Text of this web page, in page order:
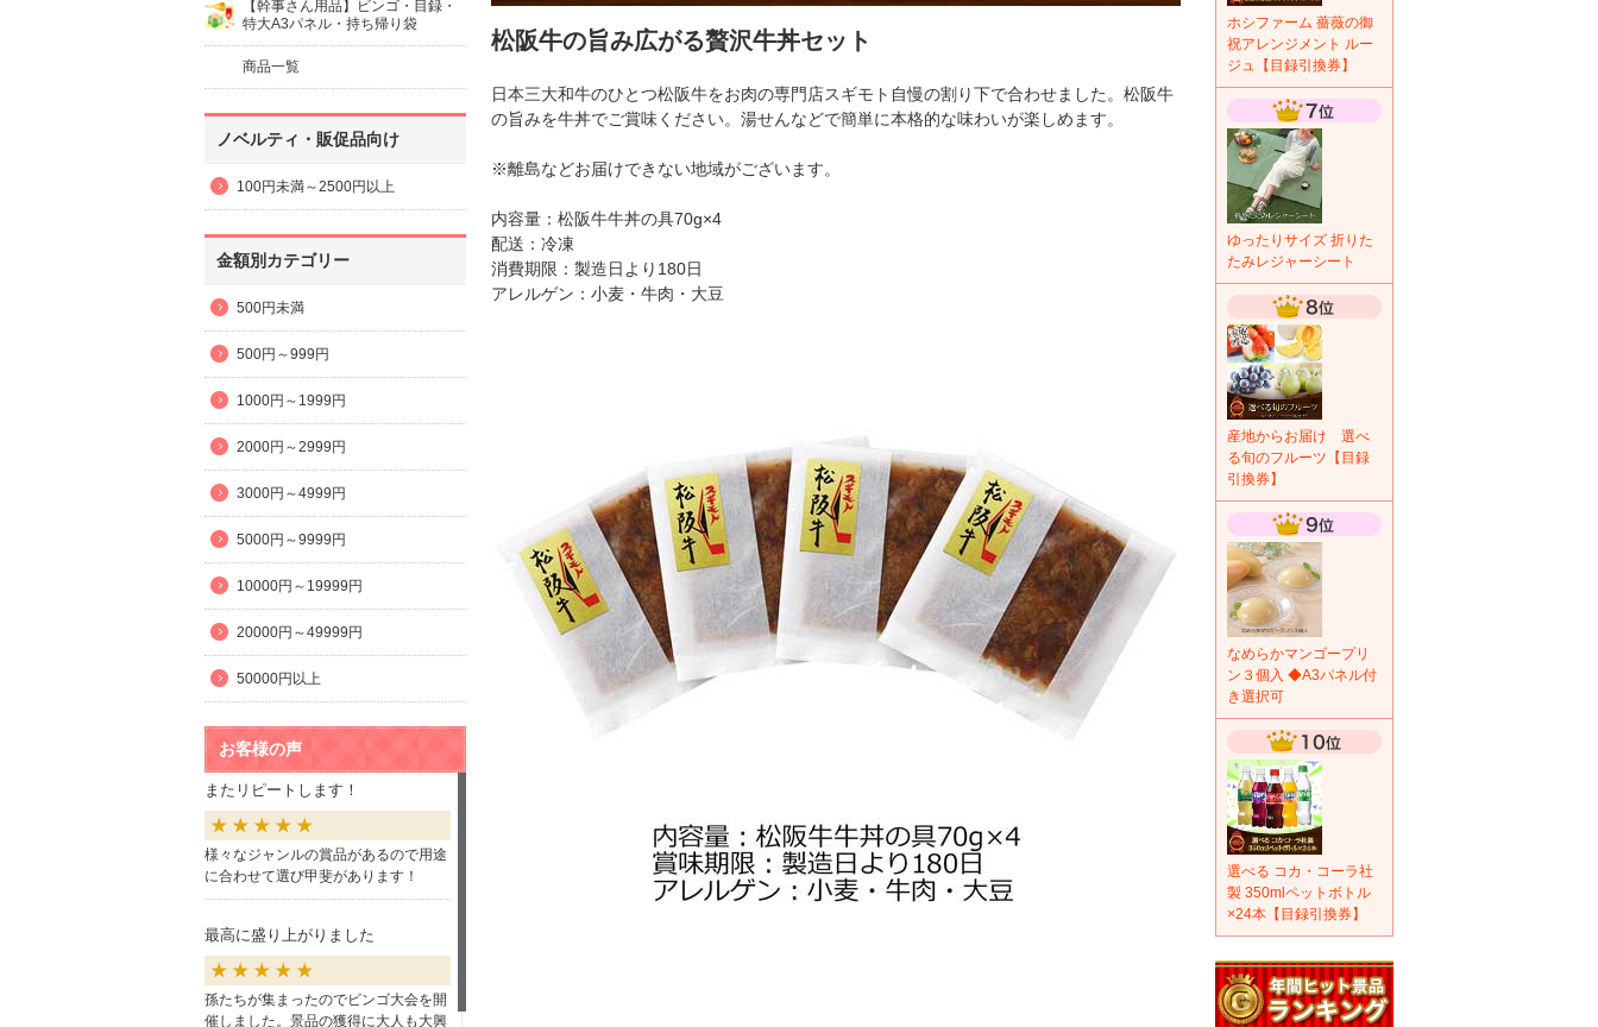
【幹事さん用品】ビンゴ・目録・
特大A3パネル・持ち帰り袋
商品一覧
ノベルティ・販促品向け
100円未満～2500円以上
金額別カテゴリー
500円未満
500円～999円
1000円～1999円
2000円～2999円
3000円～4999円
5000円～9999円
10000円～19999円
20000円～49999円
50000円以上
お客様の声
またリピートします！
様々なジャンルの賞品があるので用途
に合わせて選び甲斐があります！
最高に盛り上がりました
孫たちが集まったのでビンゴ大会を開
催しました。景品の獲得に大人も大興
松阪牛の旨み広がる贅沢牛丼セット
日本三大和牛のひとつ松阪牛をお肉の専門店スギモト自慢の割り下で合わせました。松阪牛
の旨みを牛丼でご賞味ください。湯せんなどで簡単に本格的な味わいが楽しめます。
※離島などお届けできない地域がございます。
内容量：松阪牛牛丼の具70g×4
配送：冷凍
消費期限：製造日より180日
アレルゲン：小麦・牛肉・大豆
ホシファーム 薔薇の御
祝アレンジメント ルー
ジュ【目録引換券】
ゆったりサイズ 折りた
たみレジャーシート
産地からお届け 選べ
る旬のフルーツ【目録
引換券】
なめらかマンゴープリ
ン３個入 ◆A3パネル付
き選択可
選べる コカ・コーラ社
製 350mlペットボトル
×24本【目録引換券】